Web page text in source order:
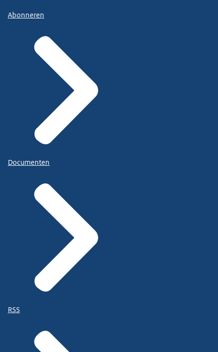
Abonneren
Documenten
RSS